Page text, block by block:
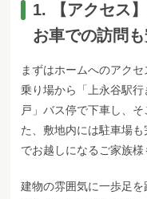
1. 【アクセス
お車での訪問
まずはホームへのアク
乗り場から「上永谷駅
戸」バス停で下車し、
た、敷地内には駐車場
でお越しになるご家族様
建物の雰囲気に一歩足